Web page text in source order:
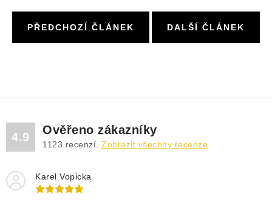
PŘEDCHOZÍ ČLÁNEK DALŠÍ ČLÁNEK
4.9
Ověřeno zákazníky
1123 recenzí. Zobrazit všechny recenze
Karel Vopicka